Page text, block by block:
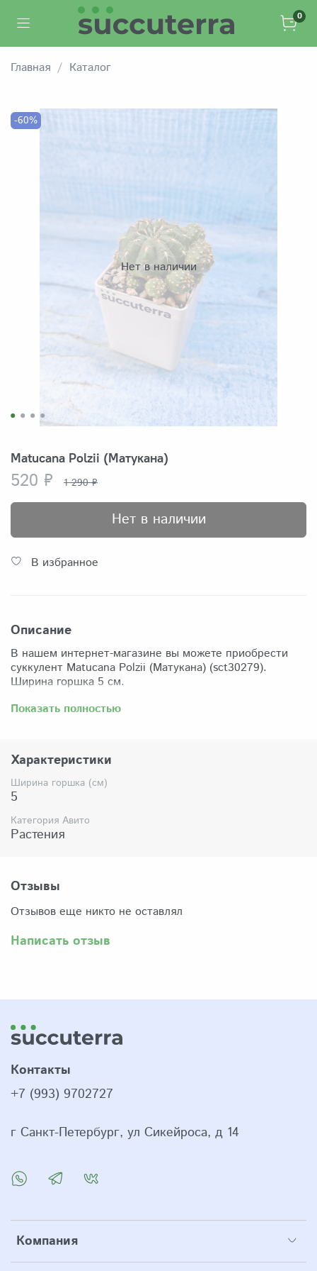
0
Главная Каталог
Нет в наличии
-60%
Matucana Polzii (Матукана)
520 ₽ 1 290 ₽
Нет в наличии
В избранное
Описание
В нашем интернет-магазине вы можете приобрести
суккулент Matucana Polzii (Матукана) (sct30279).
Ширина горшка 5 см.
Забрать растение можно самовывозом из нашего
по России осуществляется через Яндекс-доставку или
СДЭК.
Комплектация:
Растение (отправляется с открытой корневой
системой, это норма для всех суккулентов, они
Показать полностью
Характеристики
Ширина горшка (см)
5
Категория Авито
Растения
Отзывы
Отзывов еще никто не оставлял
Написать отзыв
Компания
Контакты
+7 (993) 9702727
г Санкт-Петербург, ул Сикейроса, д 14